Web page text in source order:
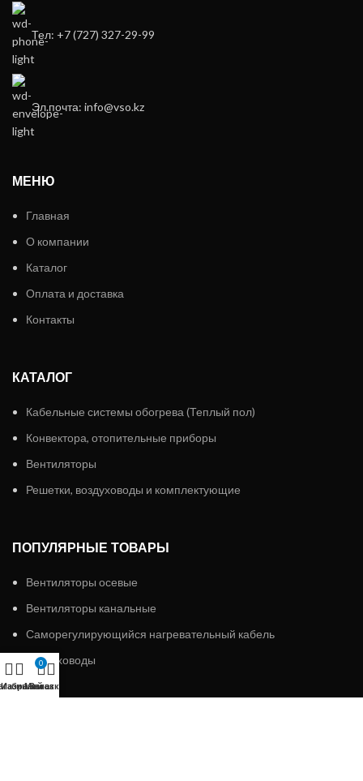
Тел: +7 (727) 327-29-99
Эл.почта: info@vso.kz
МЕНЮ
Главная
О компании
Каталог
Оплата и доставка
Контакты
КАТАЛОГ
Кабельные системы обогрева (Теплый пол)
Конвектора, отопительные приборы
Вентиляторы
Решетки, воздуховоды и комплектующие
ПОПУЛЯРНЫЕ ТОВАРЫ
Вентиляторы осевые
Вентиляторы канальные
Саморегулирующийся нагревательный кабель
Воздуховоды
Избранное
0
Заказ
Мой аккаунт